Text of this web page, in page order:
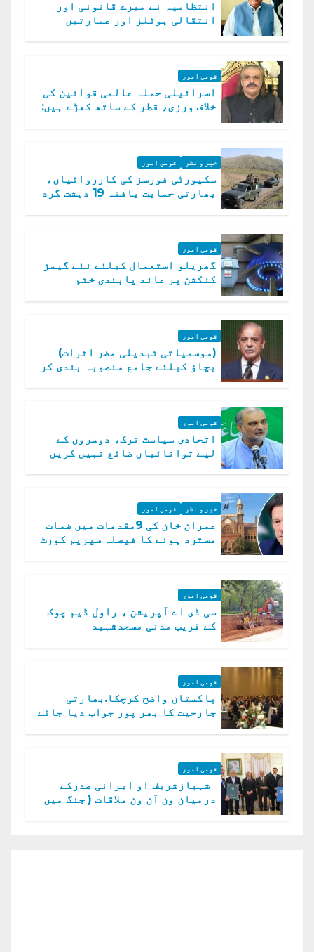
انتظامیہ نے میرے قانونی اور
انتقالی ہوٹلز اور عمارتیں
قومی امور
اسرائیلی حملہ عالمی قوانین کی
خلاف ورزی، قطر کے ساتھ کھڑے ہیں:
خبر و نظر قومی امور
سکیورٹی فورسز کی کارروائیاں،
بھارتی حمایت یافتہ 19 دہشت گرد
قومی امور
گھریلو استعمال کیلئے نئے گیسز
کنکشن پر عائد پابندی ختم
قومی امور
(موسمیاتی تبدیلی مضر اثرات)
بچاؤ کیلئے جامع منصوبہ بندی کر
قومی امور
اتحادی سیاست ترک، دوسروں کے
لیے توانائیاں ضائع نہیں کریں
خبر و نظر قومی امور
عمران خان کی 9مقدمات میں ضمات
مسترد ہونے کا فیصلہ سپریم کورٹ
قومی امور
سی ڈی اے آپریشن ، راول ڈیم چوک
کے قریب مدنی مسجدشہید
قومی امور
پاکستان واضح کرچکا.بھارتی
جارحیت کا بھر پور جواب دیا جائے
قومی امور
شہبازشریف او ایرانی صدرکے
درمیان ون آن ون ملاقات ( جنگ میں